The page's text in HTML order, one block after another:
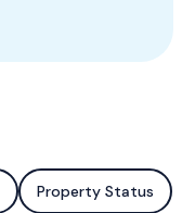
Property Status